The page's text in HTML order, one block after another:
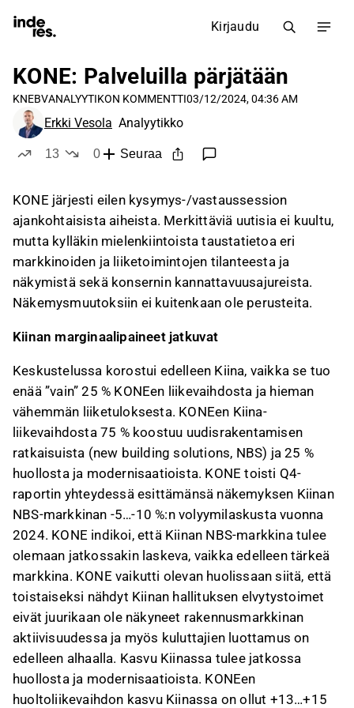
Kirjaudu
KONE: Palveluilla pärjätään
KNEBVANALYYTIKON KOMMENTTI03/12/2024, 04:36 AM
Erkki Vesola Analyytikko
13
0
Seuraa
KONE järjesti eilen kysymys-/vastaussession
ajankohtaisista aiheista. Merkittäviä uutisia ei kuultu,
mutta kylläkin mielenkiintoista taustatietoa eri
markkinoiden ja liiketoimintojen tilanteesta ja
näkymistä sekä konsernin kannattavuusajureista.
Näkemysmuutoksiin ei kuitenkaan ole perusteita.
Kiinan marginaalipaineet jatkuvat
Keskustelussa korostui edelleen Kiina, vaikka se tuo
enää ”vain” 25 % KONEen liikevaihdosta ja hieman
vähemmän liiketuloksesta. KONEen Kiina-
liikevaihdosta 75 % koostuu uudisrakentamisen
ratkaisuista (new building solutions, NBS) ja 25 %
huollosta ja modernisaatioista. KONE toisti Q4-
raportin yhteydessä esittämänsä näkemyksen Kiinan
NBS-markkinan -5…-10 %:n volyymilaskusta vuonna
2024. KONE indikoi, että Kiinan NBS-markkina tulee
olemaan jatkossakin laskeva, vaikka edelleen tärkeä
markkina. KONE vaikutti olevan huolissaan siitä, että
toistaiseksi nähdyt Kiinan hallituksen elvytystoimet
eivät juurikaan ole näkyneet rakennusmarkkinan
aktiivisuudessa ja myös kuluttajien luottamus on
edelleen alhaalla. Kasvu Kiinassa tulee jatkossa
huollosta ja modernisaatioista. KONEen
huoltoliikevaihdon kasvu Kiinassa on ollut +13…+15